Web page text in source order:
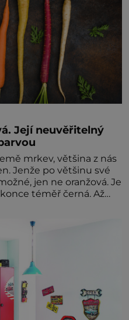
Její neuvěřitelný
mrkev, většina z nás
Jenže po většinu své
jen ne oranžová. Je
téměř černá. Až
příběh je